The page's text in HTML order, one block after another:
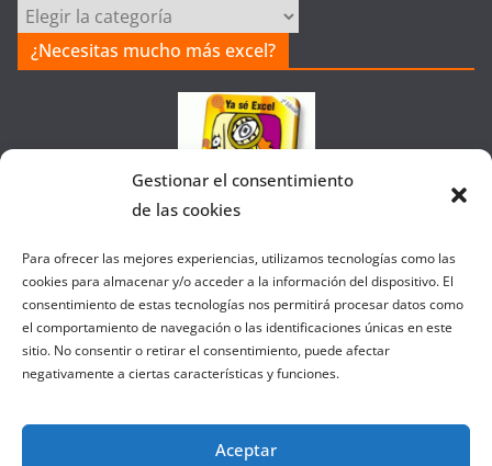
Gestionar el consentimiento
de las cookies
Para ofrecer las mejores experiencias, utilizamos tecnologías como las
cookies para almacenar y/o acceder a la información del dispositivo. El
consentimiento de estas tecnologías nos permitirá procesar datos como
el comportamiento de navegación o las identificaciones únicas en este
sitio. No consentir o retirar el consentimiento, puede afectar
negativamente a ciertas características y funciones.
Aceptar
Categorías
de
la
¿Necesitas mucho más excel?
Colaborando con FANATIC